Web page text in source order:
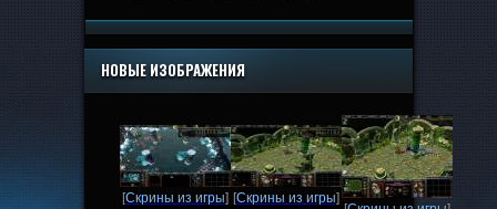
НОВЫЕ ИЗОБРАЖЕНИЯ
[Скрины из игры] [Скрины из игры]